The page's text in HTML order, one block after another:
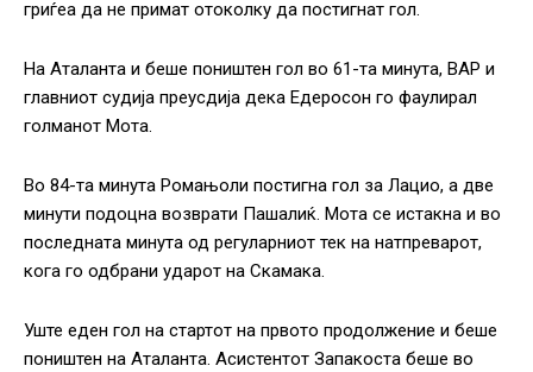
гриѓеа да не примат отоколку да постигнат гол.
На Аталанта и беше поништен гол во 61-та минута, ВАР и
главниот судија преусдија дека Едеросон го фаулирал
голманот Мота.
Во 84-та минута Ромањоли постигна гол за Лацио, а две
минути подоцна возврати Пашалиќ. Мота се истакна и во
последната минута од регуларниот тек на натпреварот,
кога го одбрани ударот на Скамака.
Уште еден гол на стартот на првото продолжение и беше
поништен на Аталанта. Асистентот Запакоста беше во